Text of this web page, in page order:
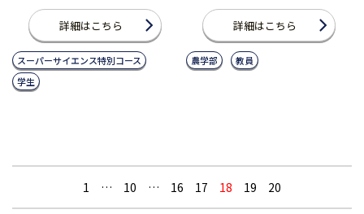
詳細はこちら
スーパーサイエンス特別コース
学生
詳細はこちら
農学部 教員
1 … 10 … 16 17 18 19 20